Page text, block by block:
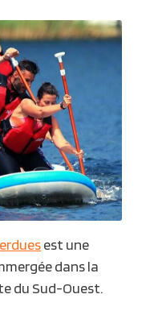
est une
dans la
du Sud-Ouest.